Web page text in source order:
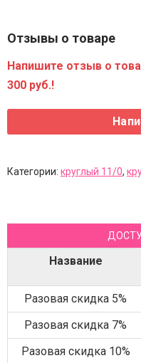
Отзывы о товаре
Напишите отзыв о
300 руб.!
Категории: круглый 11/0,
Название
Разовая скидка 5%
Разовая скидка 7%
Разовая скидка 10%